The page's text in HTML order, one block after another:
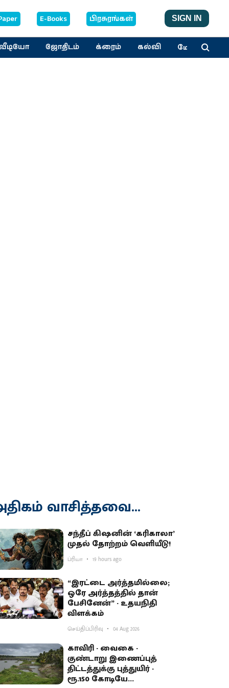
E-Books பிரசுரங்கள் SIGN IN
ஜோதிடம் க்ரைம் கல்வி மேலும்
வாசித்தவை...
சந்தீப் கிஷனின் ‘கரிகாலா’
முதல் தோற்றம் வெளியீடு!
ப்ரியா 19 hours ago
“இரட்டை அர்த்தமில்லை;
ஒரே அர்த்தத்தில் தான்
பேசினேன்” - உதயநிதி
விளக்கம்
செய்திப்பிரிவு 04 Aug 2026
காவிரி - வைகை -
குண்டாறு இணைப்புத்
திட்டத்துக்கு புத்துயிர் -
ரூ.150 கோடியே